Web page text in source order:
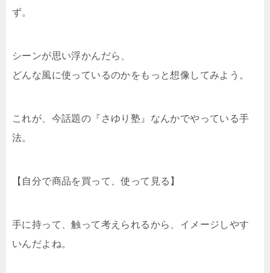
ず。
シーンが思い浮かんだら、
どんな風に使っているのかをもっと想像してみよう。
これが、今話題の『さゆり塾』なんかでやっている手
法。
【自分で商品を買って、使って見る】
手に持って、触って考えられるから、イメージしやす
いんだよね。